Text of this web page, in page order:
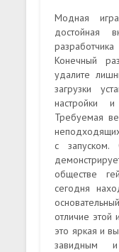
Модная
достойная
Конечный
удалите
загрузки
настройки
Требуемая
с
обществе
сегодня
отличие этой
это яркая и
завидным